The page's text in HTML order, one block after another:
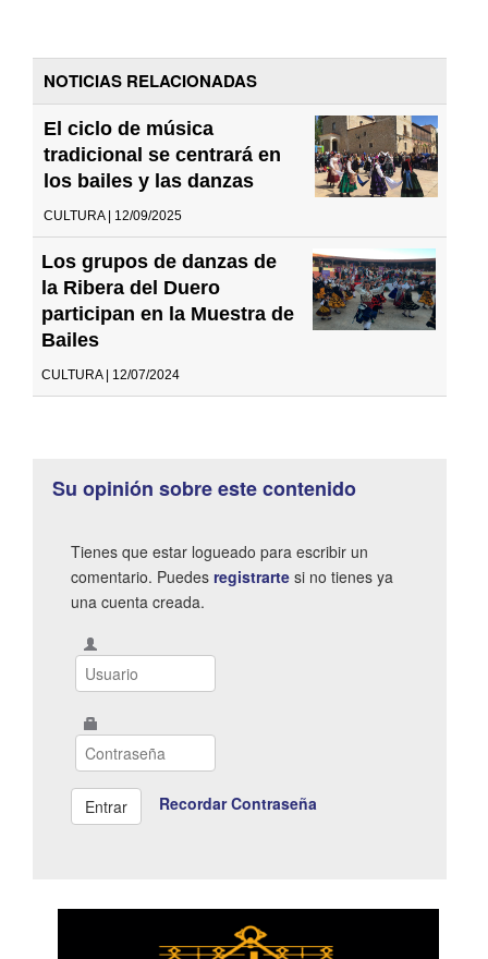
NOTICIAS RELACIONADAS
El ciclo de música
tradicional se centrará en
los bailes y las danzas
CULTURA | 12/09/2025
Los grupos de danzas de
la Ribera del Duero
participan en la Muestra de
Bailes
CULTURA | 12/07/2024
Su opinión sobre este contenido
Tienes que estar logueado para escribir un
comentario. Puedes registrarte si no tienes ya
una cuenta creada.
Recordar Contraseña